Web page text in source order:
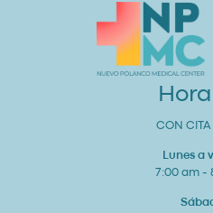
CON CITA
Lunes a
7:00 am -